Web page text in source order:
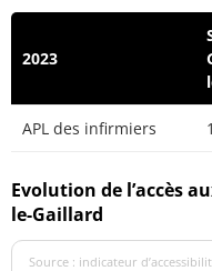
2023
APL des infirmiers
Evolution de l’accès
le-Gaillard
Source : indicateur